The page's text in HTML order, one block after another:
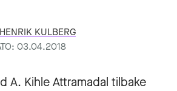
KULBERG
03.04.2018
A. Kihle Attramadal tilbake